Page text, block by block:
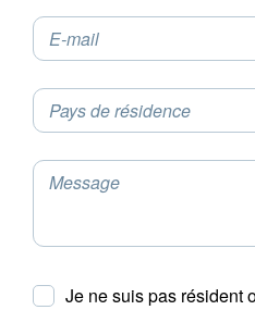
E-mail
Pays de résidence
Message
Je ne suis pas résident